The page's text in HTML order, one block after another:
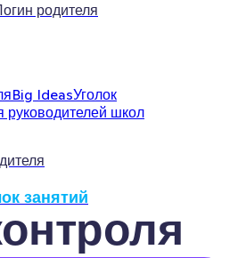
родителя
Big IdeasУголок
руководителей школ
занятий